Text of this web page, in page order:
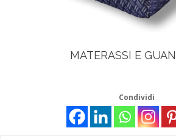
MATERASSI E
Condividi